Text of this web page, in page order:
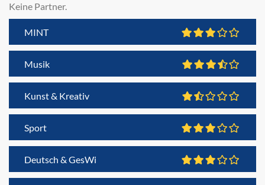
Keine Partner.
MINT
Musik
Kunst & Kreativ
Sport
Deutsch & GesWi